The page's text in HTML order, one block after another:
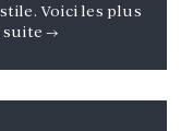
Voici les plus
suite →